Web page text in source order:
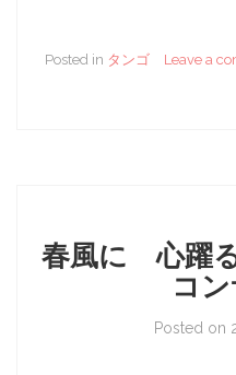
Posted in タンゴ Leave a
春風に 心躍
コ
Posted on